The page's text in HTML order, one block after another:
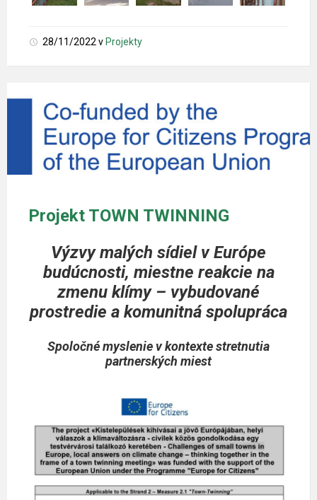
28/11/2022v Projekty
Projekt TOWN TWINNING
Výzvy malých sídiel v Európe
budúcnosti, miestne reakcie na
zmenu klímy – vybudované
prostredie a komunitná spolupráca
Spoločné myslenie v kontexte stretnutia
partnerských miest